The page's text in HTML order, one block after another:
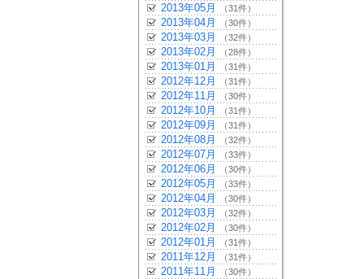
2013年05月 （31件）
2013年04月 （30件）
2013年03月 （32件）
2013年02月 （28件）
2013年01月 （31件）
2012年12月 （31件）
2012年11月 （30件）
2012年10月 （31件）
2012年09月 （31件）
2012年08月 （32件）
2012年07月 （33件）
2012年06月 （30件）
2012年05月 （33件）
2012年04月 （30件）
2012年03月 （32件）
2012年02月 （30件）
2012年01月 （31件）
2011年12月 （31件）
2011年11月 （30件）